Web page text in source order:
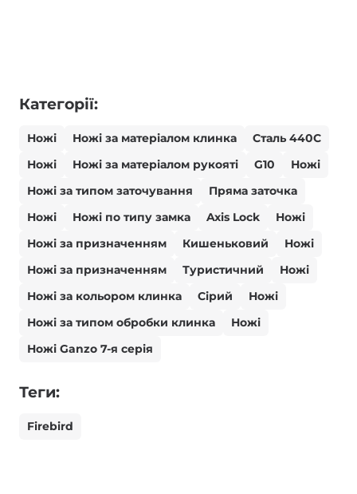
Категорії:
Ножі Ножі за матеріалом клинка
Сталь 440С
Ножі
Ножі за матеріалом рукояті G10
Ножі
Ножі за типом заточування
Пряма заточка
Ножі
Ножі по типу замка Axis Lock
Ножі
Ножі за призначенням
Кишеньковий
Ножі
Ножі за призначенням
Туристичний
Ножі
Ножі за кольором клинка
Сірий
Ножі
Ножі за типом обробки клинка
Ножі
Ножі Ganzo 7-я серія
Теги:
Firebird